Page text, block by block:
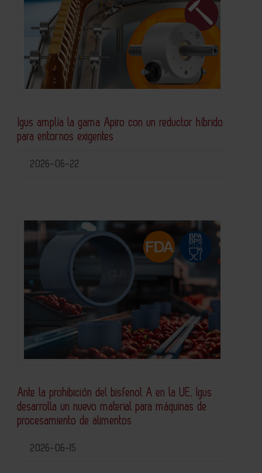
Igus amplía la gama Apiro con un reductor híbrido
para entornos exigentes
2026-06-22
Ante la prohibición del bisfenol A en la UE, Igus
desarrolla un nuevo material para máquinas de
procesamiento de alimentos
2026-06-15